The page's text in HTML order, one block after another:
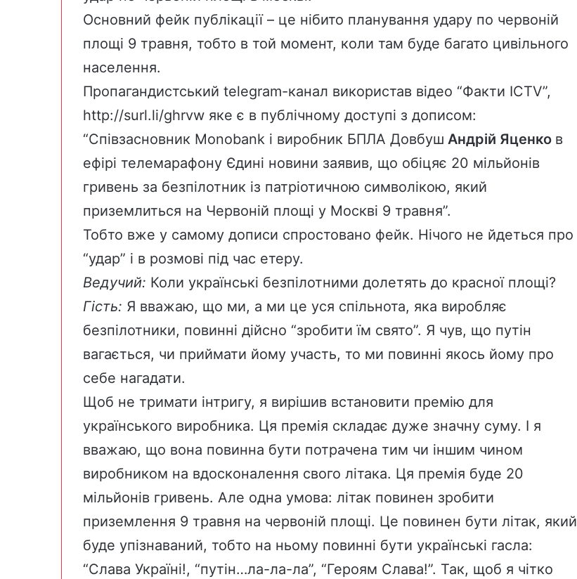
Основний фейк публікації – це нібито планування удару по червоній
площі 9 травня, тобто в той момент, коли там буде багато цивільного
населення.
Пропагандистський telegram-канал використав відео “Факти ICTV”,
http://surl.li/ghrvw яке є в публічному доступі з дописом:
“Співзасновник Monobank і виробник БПЛА Довбуш Андрій Яценко в
ефірі телемарафону Єдині новини заявив, що обіцяє 20 мільйонів
гривень за безпілотник із патріотичною символікою, який
приземлиться на Червоній площі у Москві 9 травня”.
Тобто вже у самому дописи спростовано фейк. Нічого не йдеться про
“удар” і в розмові під час етеру.
Ведучий: Коли українські безпілотними долетять до красної площі?
Гість: Я вважаю, що ми, а ми це уся спільнота, яка виробляє
безпілотники, повинні дійсно “зробити їм свято”. Я чув, що путін
вагається, чи приймати йому участь, то ми повинні якось йому про
себе нагадати.
Щоб не тримати інтригу, я вирішив встановити премію для
українського виробника. Ця премія складає дуже значну суму. І я
вважаю, що вона повинна бути потрачена тим чи іншим чином
виробником на вдосконалення свого літака. Ця премія буде 20
мільйонів гривень. Але одна умова: літак повинен зробити
приземлення 9 травня на червоній площі. Це повинен бути літак, який
буде упізнаваний, тобто на ньому повинні бути українські гасла:
“Слава Україні!, “путін…ла-ла-ла”, “Героям Слава!”. Так, щоб я чітко